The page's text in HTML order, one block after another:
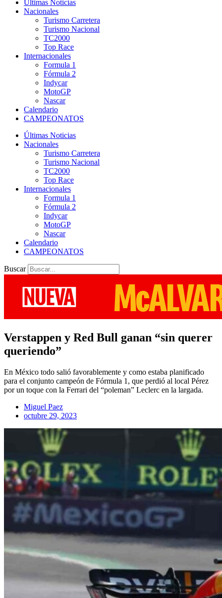
Últimas Noticias
Nacionales
Turismo Carretera
Turismo Nacional
TC2000
Top Race
Internacionales
Formula 1
Fórmula 2
Indycar
MotoGP
Nascar
Calendario
CAMPEONATOS
Últimas Noticias
Nacionales
Turismo Carretera
Turismo Nacional
TC2000
Top Race
Internacionales
Formula 1
Fórmula 2
Indycar
MotoGP
Nascar
Calendario
CAMPEONATOS
Buscar
Verstappen y Red Bull ganan “sin querer
queriendo”
En México todo salió favorablemente y como estaba planificado
para el conjunto campeón de Fórmula 1, que perdió al local Pérez
por un toque con la Ferrari del “poleman” Leclerc en la largada.
Miguel Paez
octubre 29, 2023